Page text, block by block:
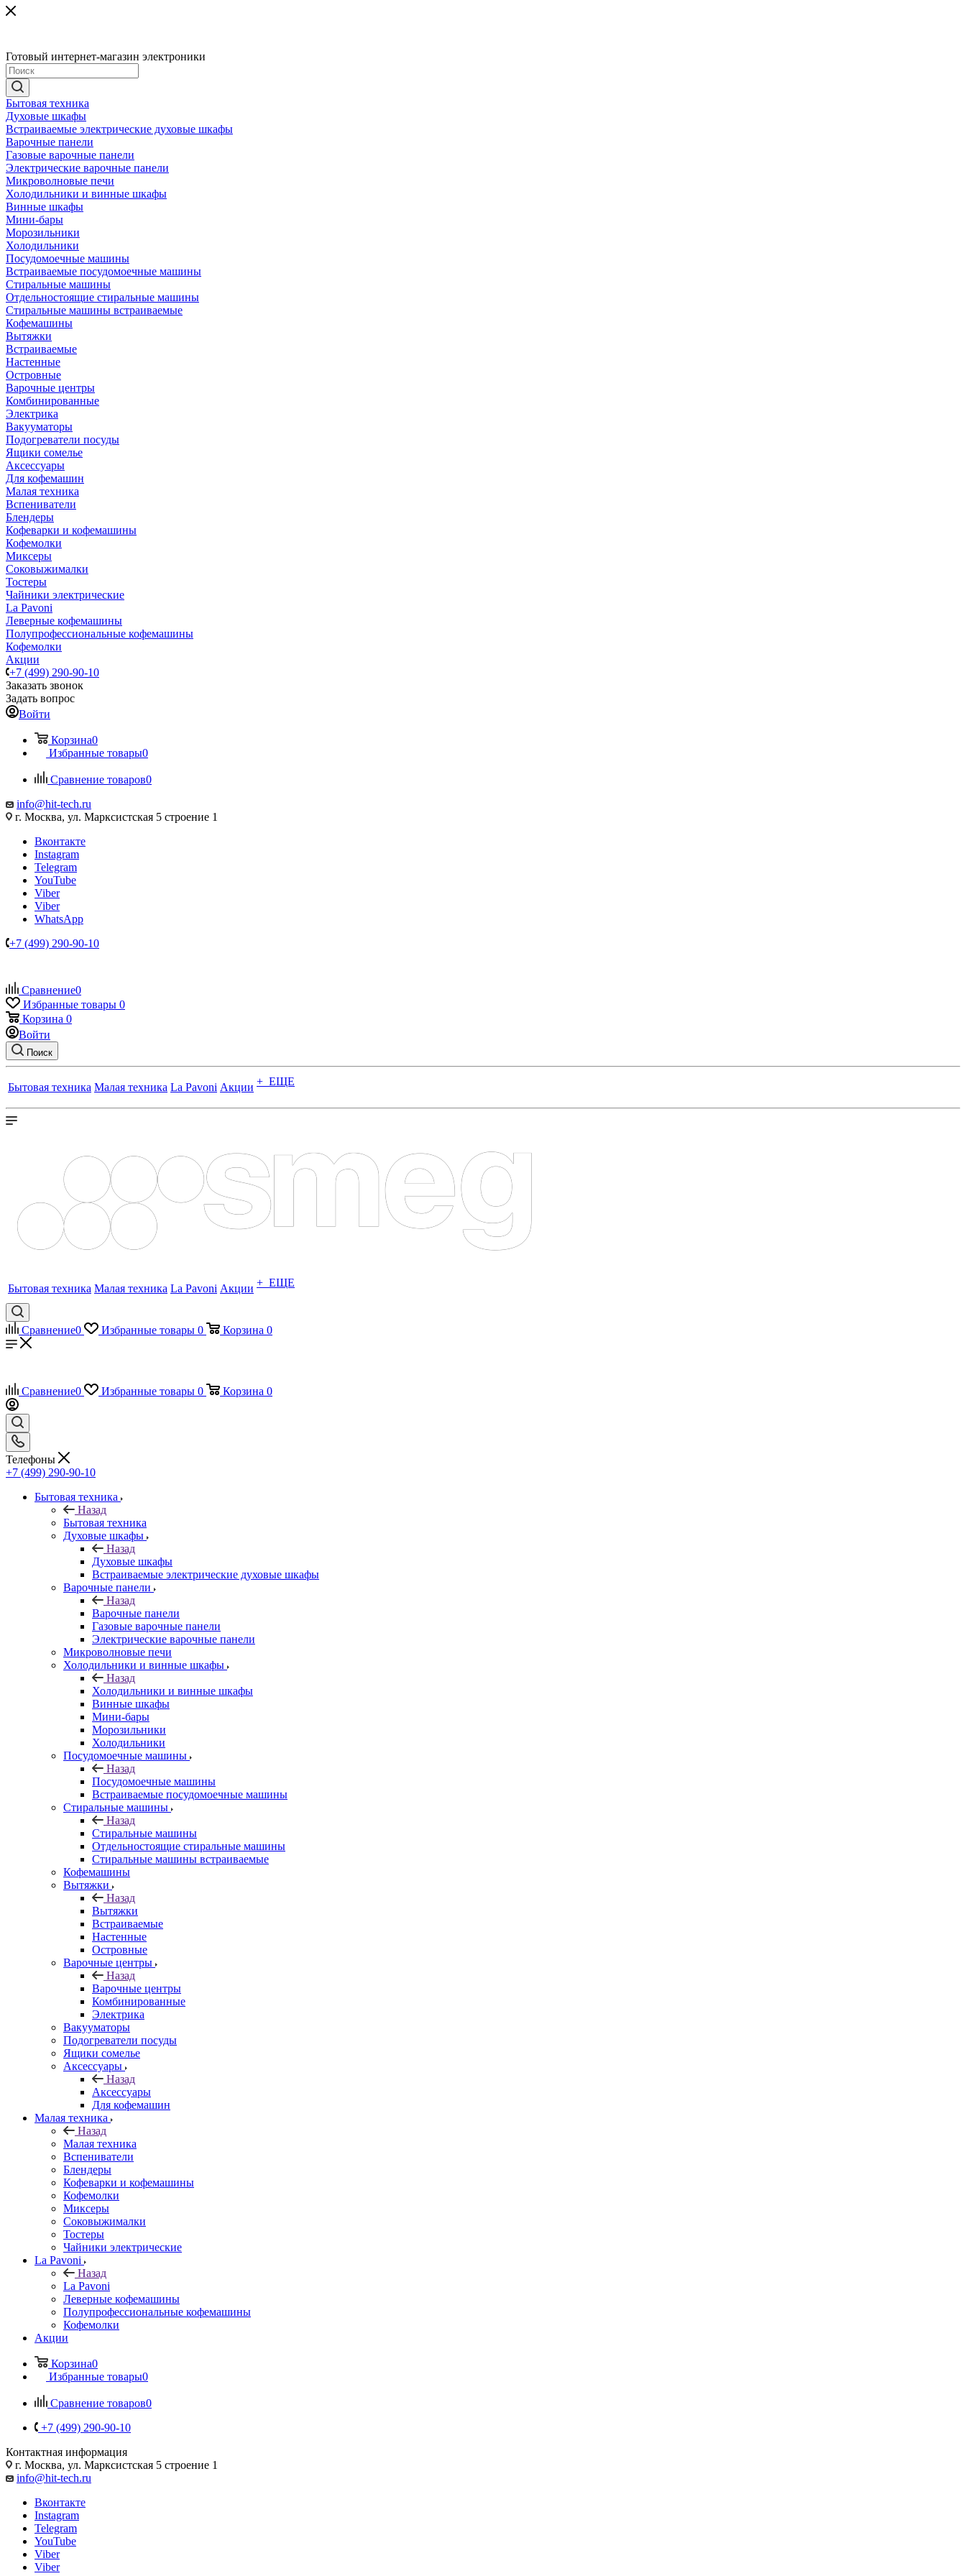
Готовый интернет-магазин электроники
Бытовая техника
Духовые шкафы
Встраиваемые электрические духовые шкафы
Варочные панели
Газовые варочные панели
Электрические варочные панели
Микроволновые печи
Холодильники и винные шкафы
Винные шкафы
Мини-бары
Морозильники
Холодильники
Посудомоечные машины
Встраиваемые посудомоечные машины
Стиральные машины
Отдельностоящие стиральные машины
Стиральные машины встраиваемые
Кофемашины
Вытяжки
Встраиваемые
Настенные
Островные
Варочные центры
Комбинированные
Электрика
Вакууматоры
Подогреватели посуды
Ящики сомелье
Аксессуары
Для кофемашин
Малая техника
Вспениватели
Блендеры
Кофеварки и кофемашины
Кофемолки
Миксеры
Соковыжималки
Тостеры
Чайники электрические
La Pavoni
Леверные кофемашины
Полупрофессиональные кофемашины
Кофемолки
Акции
+7 (499) 290-90-10
Заказать звонок
Задать вопрос
Войти
Корзина0
Избранные товары0
Сравнение товаров0
info@hit-tech.ru
г. Москва, ул. Марксистская 5 строение 1
Вконтакте
Instagram
Telegram
YouTube
Viber
Viber
WhatsApp
+7 (499) 290-90-10
Сравнение0
Избранные товары 0
Корзина 0
Войти
Поиск
Бытовая техника Малая техника La Pavoni Акции + ЕЩЕ
Бытовая техника Малая техника La Pavoni Акции + ЕЩЕ
Сравнение0 Избранные товары 0 Корзина 0
Сравнение0 Избранные товары 0 Корзина 0
Телефоны
+7 (499) 290-90-10
Бытовая техника
Назад
Бытовая техника
Духовые шкафы
Назад
Духовые шкафы
Встраиваемые электрические духовые шкафы
Варочные панели
Назад
Варочные панели
Газовые варочные панели
Электрические варочные панели
Микроволновые печи
Холодильники и винные шкафы
Назад
Холодильники и винные шкафы
Винные шкафы
Мини-бары
Морозильники
Холодильники
Посудомоечные машины
Назад
Посудомоечные машины
Встраиваемые посудомоечные машины
Стиральные машины
Назад
Стиральные машины
Отдельностоящие стиральные машины
Стиральные машины встраиваемые
Кофемашины
Вытяжки
Назад
Вытяжки
Встраиваемые
Настенные
Островные
Варочные центры
Назад
Варочные центры
Комбинированные
Электрика
Вакууматоры
Подогреватели посуды
Ящики сомелье
Аксессуары
Назад
Аксессуары
Для кофемашин
Малая техника
Назад
Малая техника
Вспениватели
Блендеры
Кофеварки и кофемашины
Кофемолки
Миксеры
Соковыжималки
Тостеры
Чайники электрические
La Pavoni
Назад
La Pavoni
Леверные кофемашины
Полупрофессиональные кофемашины
Кофемолки
Акции
Корзина0
Избранные товары0
Сравнение товаров0
+7 (499) 290-90-10
Контактная информация
г. Москва, ул. Марксистская 5 строение 1
info@hit-tech.ru
Вконтакте
Instagram
Telegram
YouTube
Viber
Viber